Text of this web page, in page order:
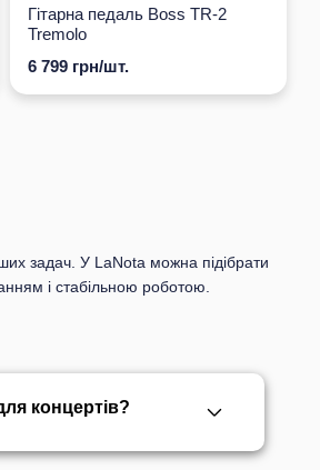
задач. У LaNota можна підібрати
і стабільною роботою.
концертів?
Гітарна педаль Boss TR-2
Tremolo
6 799 грн/шт.